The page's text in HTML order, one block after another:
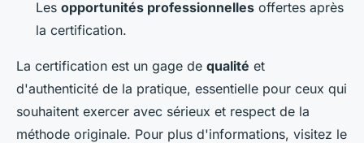
Les opportunités professionnelles offertes après
la certification.
La certification est un gage de qualité et
d'authenticité de la pratique, essentielle pour ceux qui
souhaitent exercer avec sérieux et respect de la
méthode originale. Pour plus d'informations, visitez le